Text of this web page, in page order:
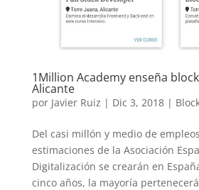
1Million Academy enseña
Alicante
por Javier Ruiz | Dic 3, 2018|
Del casi millón y medio de
estimaciones de la Asociación
Digitalización se crearán en
cinco años, la mayoría